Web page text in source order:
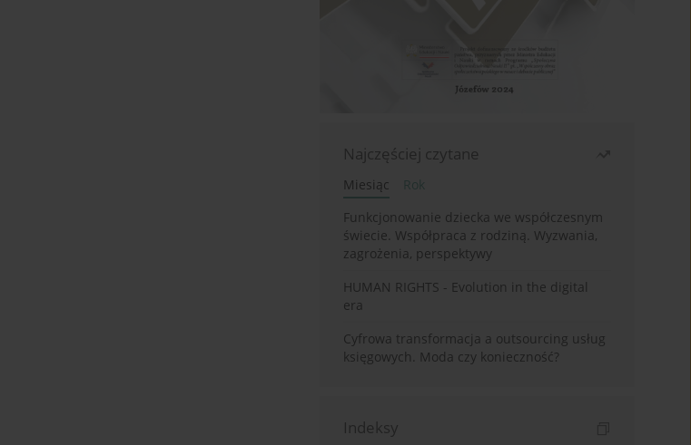
Najczęściej czytane
Miesiąc
Rok
Funkcjonowanie dziecka we współczesnym
świecie. Współpraca z rodziną. Wyzwania,
zagrożenia, perspektywy
HUMAN RIGHTS - Evolution in the digital
era
Cyfrowa transformacja a outsourcing usług
księgowych. Moda czy konieczność?
Indeksy